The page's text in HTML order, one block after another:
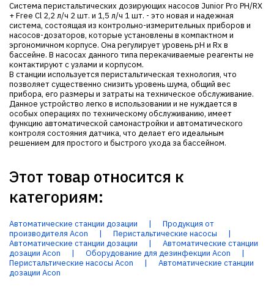
Система перистальтических дозирующих насосов Junior Pro PH/RX
+ Free Cl 2,2 л/ч 2 шт. и 1,5 л/ч 1 шт. - это новая и надежная
система, состоящая из контрольно-измерительных приборов и
насосов-дозаторов, которые установлены в компактном и
эргономичном корпусе. Она регулирует уровень pH и Rx в
бассейне. В насосах данного типа перекачиваемые реагенты не
контактируют с узлами и корпусом.
В станции используется перистальтическая технология, что
позволяет существенно снизить уровень шума, общий вес
прибора, его размеры и затраты на техническое обслуживание.
Данное устройство легко в использовании и не нуждается в
особых операциях по техническому обслуживанию, имеет
функцию автоматической самонастройки и автоматического
контроля состояния датчика, что делает его идеальным
решением для простого и быстрого ухода за бассейном.
Этот товар относится к
категориям:
Автоматические станции дозации |
Продукция от
производителя Acon
| Перистальтические насосы
|
Автоматические станции дозации
|
Автоматические станции
дозации Acon
| Оборудование для дезинфекции Acon
|
Перистальтические насосы Acon
|
Автоматические станции
дозации Acon